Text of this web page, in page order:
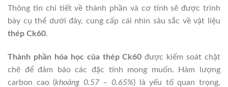
Thông tin chi tiết về thành phần và cơ tính sẽ được trình
bày cụ thể dưới đây, cung cấp cái nhìn sâu sắc về vật liệu
thép Ck60.
Thành phần hóa học của thép Ck60 được kiểm soát chặt
chẽ để đảm bảo các đặc tính mong muốn. Hàm lượng
carbon cao (khoảng 0.57 – 0.65%) là yếu tố quan trọng,